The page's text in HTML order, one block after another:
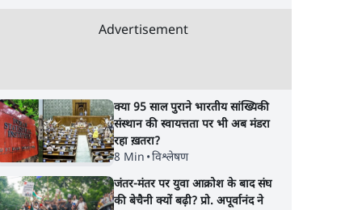
E20: बॉम्बे हाईकोर्ट ने मेटा, SIAM ने पहले सरकार
Advertisement
क्या 95 साल पुराने भारतीय सांख्यिकी
संस्थान की स्वायत्तता पर भी अब मंडरा
रहा ख़तरा?
8 Min •विश्लेषण
जंतर-मंतर पर युवा आक्रोश के बाद संघ
की बेचैनी क्यों बढ़ी? प्रो. अपूर्वानंद ने